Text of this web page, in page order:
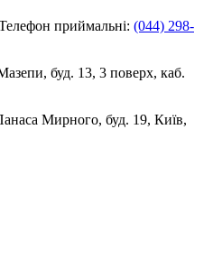
приймальні: (044) 298-
буд. 13, 3 поверх, каб.
Мирного, буд. 19, Київ,